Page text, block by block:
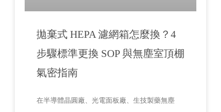
拋棄式 HEPA 濾網箱怎麼換？4
步驟標準更換 SOP 與無塵室頂棚
氣密指南
在半導體晶圓廠、光電面板廠、生技製藥無塵